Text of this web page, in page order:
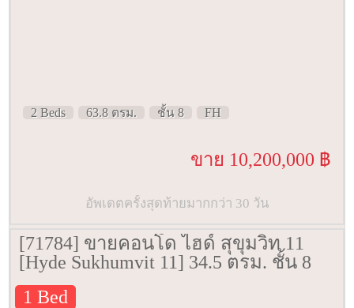
2 Beds 63.8 ตรม. ชั้น 8 FH
ขาย 10,200,000 ฿
อัพเดตครั้งสุดท้ายมากกว่า 30 วัน
[71784] ขายคอนโด ไฮด์ สุขุมวิท 11
[Hyde Sukhumvit 11] 34.5 ตรม. ชั้น 8
1 Bed